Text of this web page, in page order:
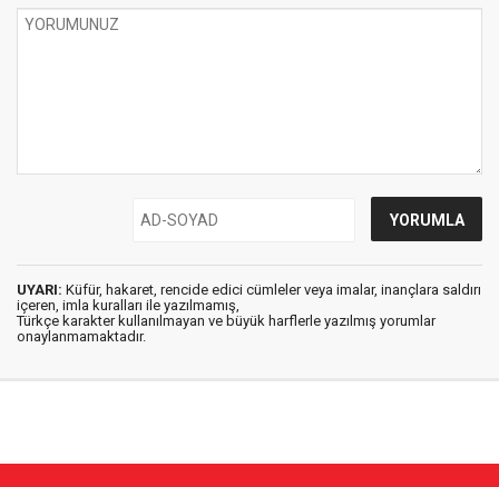
UYARI: Küfür, hakaret, rencide edici cümleler veya imalar, inançlara saldırı
içeren, imla kuralları ile yazılmamış,
Türkçe karakter kullanılmayan ve büyük harflerle yazılmış yorumlar
onaylanmamaktadır.